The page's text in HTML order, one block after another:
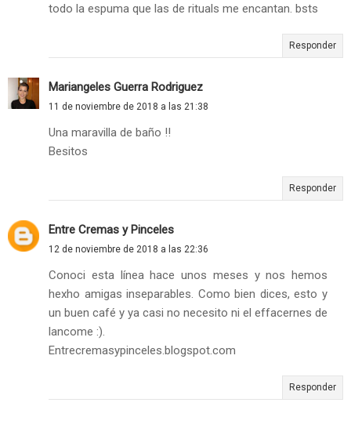
todo la espuma que las de rituals me encantan. bsts
Responder
Mariangeles Guerra Rodriguez
11 de noviembre de 2018 a las 21:38
Una maravilla de baño !!
Besitos
Responder
Entre Cremas y Pinceles
12 de noviembre de 2018 a las 22:36
Conoci esta línea hace unos meses y nos hemos
hexho amigas inseparables. Como bien dices, esto y
un buen café y ya casi no necesito ni el effacernes de
lancome :).
Entrecremasypinceles.blogspot.com
Responder